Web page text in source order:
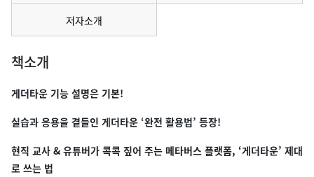
저자소개
책소개
게더타운 기능 설명은 기본!
실습과 응용을 곁들인 게더타운 ‘완전 활용법’ 등장!
현직 교사 & 유튜버가 콕콕 짚어 주는 메타버스 플랫폼, ‘게더타운’ 제대
로 쓰는 법